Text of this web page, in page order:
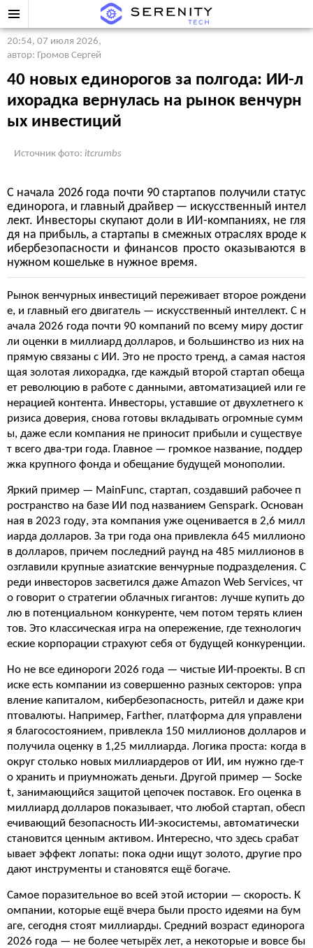
20:54, 07 июля 2026,
автор: Громов Сергей
40 новых единорогов за полгода: ИИ-л
ихорадка вернулась на рынок венчурн
ых инвестиций
Источник фото: itcrumbs
С начала 2026 года почти 90 стартапов получили статус
единорога, и главный драйвер — искусственный интел
лект. Инвесторы скупают доли в ИИ-компаниях, не гля
дя на прибыль, а стартапы в смежных отраслях вроде к
ибербезопасности и финансов просто оказываются в
нужном кошельке в нужное время.
Рынок венчурных инвестиций переживает второе рождени
е, и главный его двигатель — искусственный интеллект. С н
ачала 2026 года почти 90 компаний по всему миру достиг
ли оценки в миллиард долларов, и большинство из них на
прямую связаны с ИИ. Это не просто тренд, а самая настоя
щая золотая лихорадка, где каждый второй стартап обеща
ет революцию в работе с данными, автоматизацией или ге
нерацией контента. Инвесторы, уставшие от двухлетнего к
ризиса доверия, снова готовы вкладывать огромные сумм
ы, даже если компания не приносит прибыли и существуе
т всего два-три года. Главное — громкое название, поддер
жка крупного фонда и обещание будущей монополии.
Яркий пример — MainFunc, стартап, создавший рабочее п
ространство на базе ИИ под названием Genspark. Основан
ная в 2023 году, эта компания уже оценивается в 2,6 милл
иарда долларов. За три года она привлекла 645 миллионо
в долларов, причем последний раунд на 485 миллионов в
озглавили крупные азиатские венчурные подразделения. С
реди инвесторов засветился даже Amazon Web Services, чт
о говорит о стратегии облачных гигантов: лучше купить до
лю в потенциальном конкуренте, чем потом терять клиен
тов. Это классическая игра на опережение, где технологич
еские корпорации страхуют себя от будущей конкуренции.
Но не все единороги 2026 года — чистые ИИ-проекты. В сп
иске есть компании из совершенно разных секторов: упра
вление капиталом, кибербезопасность, ритейл и даже кри
птовалюты. Например, Farther, платформа для управлени
я благосостоянием, привлекла 150 миллионов долларов и
получила оценку в 1,25 миллиарда. Логика проста: когда в
округ столько новых миллиардеров от ИИ, им нужно где-т
о хранить и приумножать деньги. Другой пример — Socke
t, занимающийся защитой цепочек поставок. Его оценка в
миллиард долларов показывает, что любой стартап, обесп
ечивающий безопасность ИИ-экосистемы, автоматически
становится ценным активом. Интересно, что здесь срабат
ывает эффект лопаты: пока одни ищут золото, другие про
дают инструменты и становятся ещё богаче.
Самое поразительное во всей этой истории — скорость. К
омпании, которые ещё вчера были просто идеями на бум
аге, сегодня стоят миллиарды. Средний возраст единорога
2026 года — не более четырёх лет, а некоторые и вовсе бы